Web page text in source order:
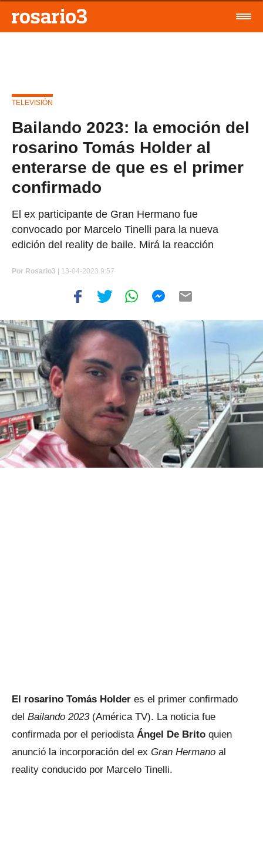
TELEVISIÓN
Bailando 2023: la emoción del
rosarino Tomás Holder al
enterarse de que es el primer
confirmado
El ex participante de Gran Hermano fue
convocado por Marcelo Tinelli para la nueva
edición del reality de baile. Mirá la reacción
Por Rosario3 | 13-04-2023 9:57
El rosarino Tomás Holder es el primer confirmado
del Bailando 2023 (América TV). La noticia fue
confirmada por el periodista Ángel De Brito quien
anunció la incorporación del ex Gran Hermano al
reality conducido por Marcelo Tinelli.